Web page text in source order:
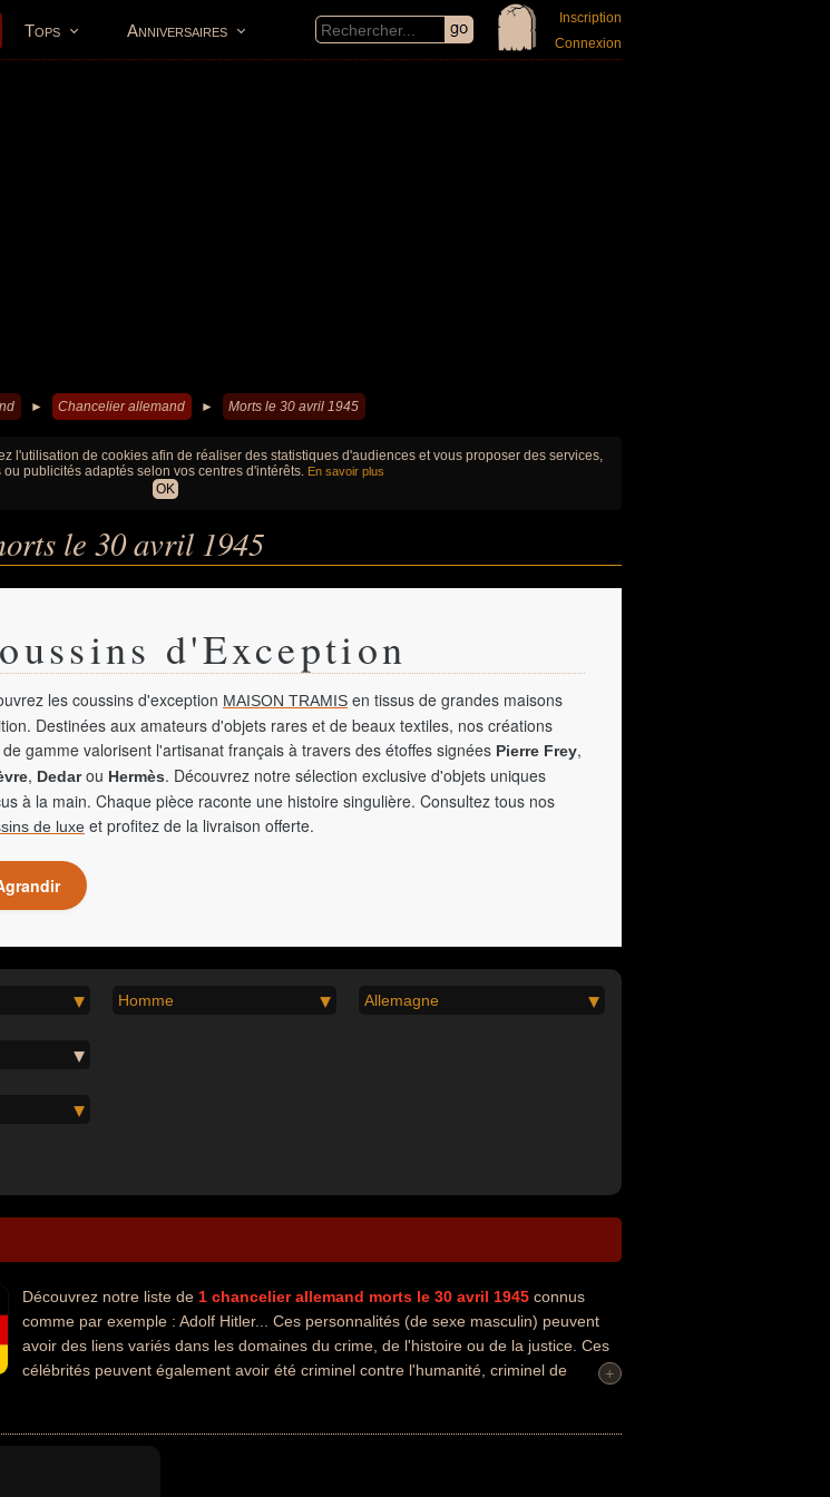
Tops Anniversaires
Inscription
Connexion
► Chancelier allemand ► Morts le 30 avril 1945
l'utilisation de cookies afin de réaliser des statistiques d'audiences et vous proposer des services,
ou publicités adaptés selon vos centres d'intérêts. En savoir plus
OK
le 30 avril 1945
d'Exception
les coussins d'exception MAISON TRAMIS en tissus de grandes maisons
Destinées aux amateurs d'objets rares et de beaux textiles, nos créations
gamme valorisent l'artisanat français à travers des étoffes signées Pierre Frey,
, Dedarou Hermès. Découvrez notre sélection exclusive d'objets uniques
à la main. Chaque pièce raconte une histoire singulière. Consultez tous nos
de luxe et profitez de la livraison offerte.
Homme Allemagne
Découvrez notre liste de 1 chancelier allemand morts le 30 avril 1945 connus
comme par exemple : Adolf Hitler... Ces personnalités (de sexe masculin) peuvent
avoir des liens variés dans les domaines du crime, de l'histoire ou de la justice. Ces
célébrités peuvent également avoir été criminel contre l'humanité, criminel de
+